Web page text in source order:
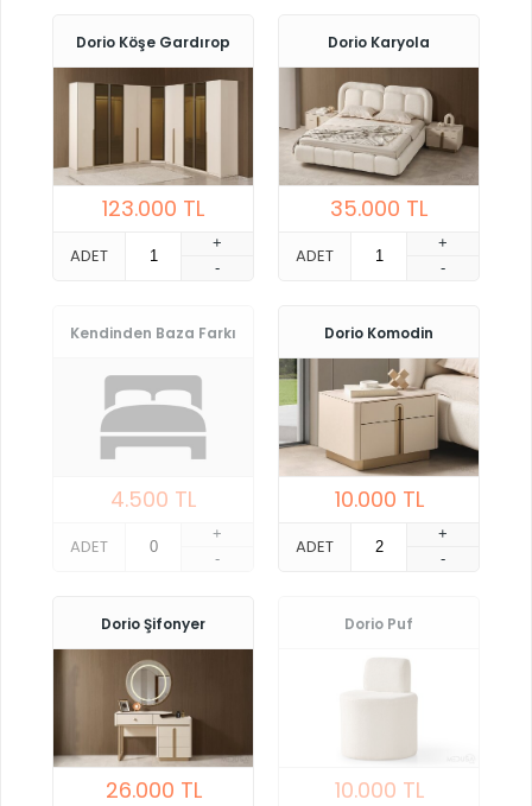
Dorio Köşe Gardırop
123.000 TL
ADET
+
-
Dorio Karyola
35.000 TL
ADET
+
-
Kendinden Baza Farkı
4.500 TL
ADET
+
-
Dorio Komodin
10.000 TL
ADET
+
-
Dorio Şifonyer
26.000 TL
Dorio Puf
10.000 TL